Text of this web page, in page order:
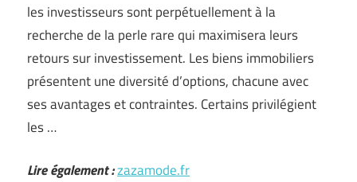
les investisseurs sont perpétuellement à la
recherche de la perle rare qui maximisera leurs
retours sur investissement. Les biens immobiliers
présentent une diversité d’options, chacune avec
ses avantages et contraintes. Certains privilégient
les …
Lire également :zazamode.fr